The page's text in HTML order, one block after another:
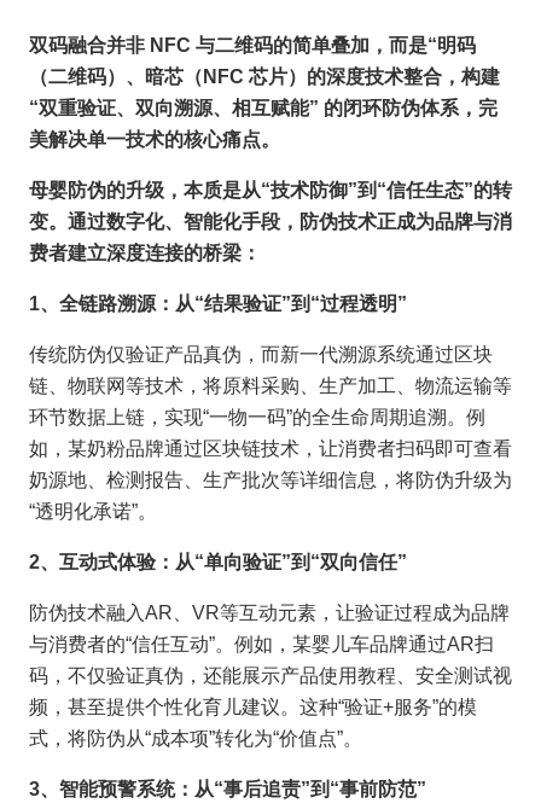
双码融合并非 NFC 与二维码的简单叠加，而是“明码
（二维码）、暗芯（NFC 芯片）的深度技术整合，构建
“双重验证、双向溯源、相互赋能” 的闭环防伪体系，完
美解决单一技术的核心痛点。
母婴防伪的升级，本质是从“技术防御”到“信任生态”的转
变。通过数字化、智能化手段，防伪技术正成为品牌与消
费者建立深度连接的桥梁：
1、全链路溯源：从“结果验证”到“过程透明”
传统防伪仅验证产品真伪，而新一代溯源系统通过区块
链、物联网等技术，将原料采购、生产加工、物流运输等
环节数据上链，实现“一物一码”的全生命周期追溯。例
如，某奶粉品牌通过区块链技术，让消费者扫码即可查看
奶源地、检测报告、生产批次等详细信息，将防伪升级为
“透明化承诺”。
2、互动式体验：从“单向验证”到“双向信任”
防伪技术融入AR、VR等互动元素，让验证过程成为品牌
与消费者的“信任互动”。例如，某婴儿车品牌通过AR扫
码，不仅验证真伪，还能展示产品使用教程、安全测试视
频，甚至提供个性化育儿建议。这种“验证+服务”的模
式，将防伪从“成本项”转化为“价值点”。
3、智能预警系统：从“事后追责”到“事前防范”